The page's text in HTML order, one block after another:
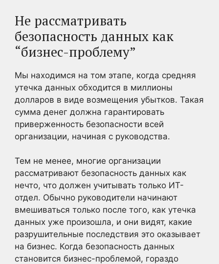
Не рассматривать
безопасность данных как
“бизнес-проблему”
Мы находимся на том этапе, когда средняя
утечка данных обходится в миллионы
долларов в виде возмещения убытков. Такая
сумма денег должна гарантировать
приверженность безопасности всей
организации, начиная с руководства.
Тем не менее, многие организации
рассматривают безопасность данных как
нечто, что должен учитывать только ИТ-
отдел. Обычно руководители начинают
вмешиваться только после того, как утечка
данных уже произошла, и они видят, какие
разрушительные последствия это оказывает
на бизнес. Когда безопасность данных
становится бизнес-проблемой, гораздо